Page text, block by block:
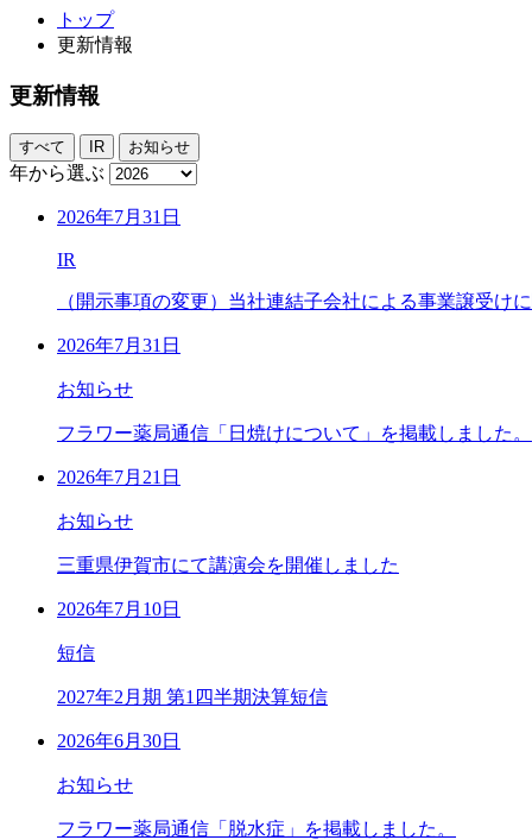
トップ
更新情報
更新情報
すべて IR お知らせ
年から選ぶ
2026年7月31日
IR
（開示事項の変更）当社連結子会社による事業譲受け
2026年7月31日
お知らせ
フラワー薬局通信「日焼けについて」を掲載しました。
2026年7月21日
お知らせ
三重県伊賀市にて講演会を開催しました
2026年7月10日
短信
2027年2月期 第1四半期決算短信
2026年6月30日
お知らせ
フラワー薬局通信「脱水症」を掲載しました。